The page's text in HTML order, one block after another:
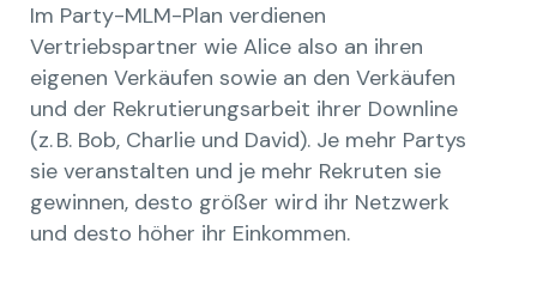
Im Party-MLM-Plan verdienen
Vertriebspartner wie Alice also an ihren
eigenen Verkäufen sowie an den Verkäufen
und der Rekrutierungsarbeit ihrer Downline
(z. B. Bob, Charlie und David). Je mehr Partys
sie veranstalten und je mehr Rekruten sie
gewinnen, desto größer wird ihr Netzwerk
und desto höher ihr Einkommen.